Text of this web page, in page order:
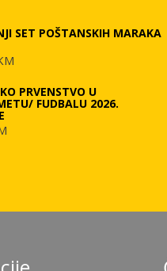
SET POŠTANSKIH MARAKA
PRVENSTVO U
FUDBALU 2026.